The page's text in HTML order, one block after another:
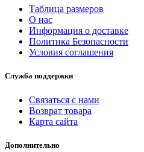
Таблица размеров
О нас
Информация о доставке
Политика Безопасности
Условия соглашения
Служба поддержки
Связаться с нами
Возврат товара
Карта сайта
Дополнительно